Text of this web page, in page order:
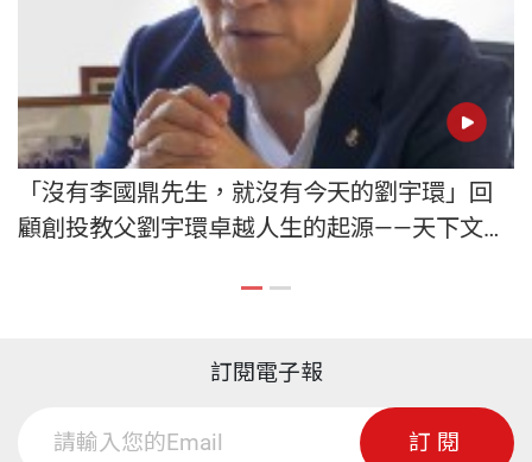
「沒有李國鼎先生，就沒有今天的劉宇環」回
顧創投教父劉宇環卓越人生的起源——天下文化
訂閱電子報
訂閱